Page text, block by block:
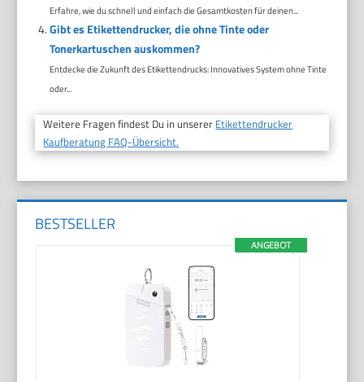
Erfahre, wie du schnell und einfach die Gesamtkosten für deinen...
Gibt es Etikettendrucker, die ohne Tinte oder
Tonerkartuschen auskommen?
Entdecke die Zukunft des Etikettendrucks: Innovatives System ohne Tinte
oder...
Weitere Fragen findest Du in unserer Etikettendrucker
Kaufberatung FAQ-Übersicht.
BESTSELLER
ANGEBOT